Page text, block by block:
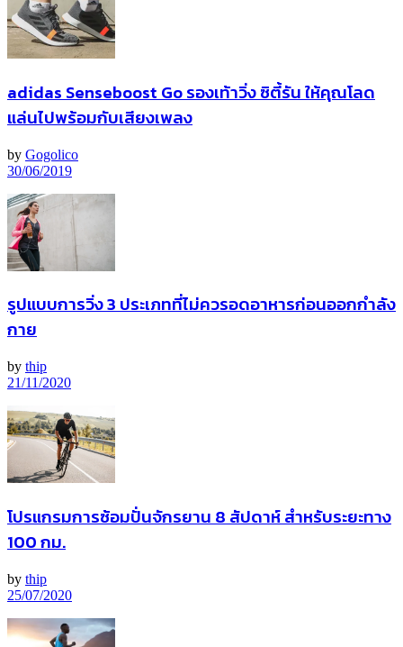
adidas Senseboost Go รองเท้าวิ่ง ซิตี้รัน ให้คุณโลด
แล่นไปพร้อมกับเสียงเพลง
by Gogolico
30/06/2019
รูปแบบการวิ่ง 3 ประเภทที่ไม่ควรอดอาหารก่อนออกกำลัง
กาย
by thip
21/11/2020
โปรแกรมการซ้อมปั่นจักรยาน 8 สัปดาห์ สำหรับระยะทาง
100 กม.
by thip
25/07/2020